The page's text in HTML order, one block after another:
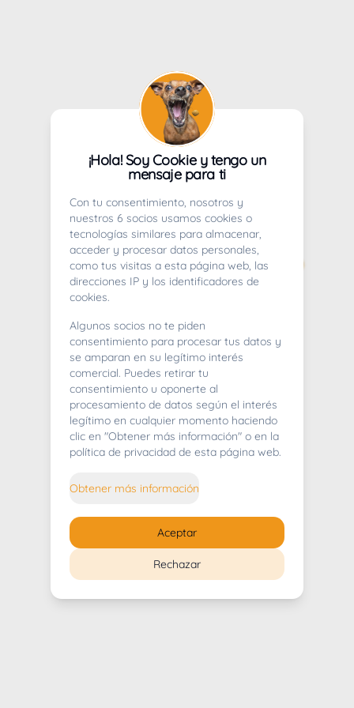
404
Whoops! Lo sentimos mucho.
¡Hola! Soy Cookie y tengo un
mensaje para ti
Con tu consentimiento, nosotros y
nuestros 6 socios usamos cookies o
tecnologías similares para almacenar,
acceder y procesar datos personales,
como tus visitas a esta página web, las
direcciones IP y los identificadores de
cookies.
Algunos socios no te piden
consentimiento para procesar tus datos y
se amparan en su legítimo interés
comercial. Puedes retirar tu
consentimiento u oponerte al
procesamiento de datos según el interés
legítimo en cualquier momento haciendo
clic en "Obtener más información" o en la
política de privacidad de esta página web.
Obtener más información
Rechazar
Aceptar